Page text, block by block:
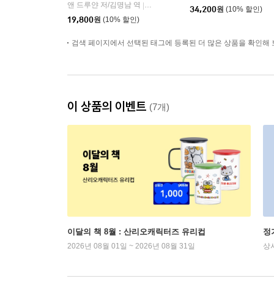
앤 드루얀 저/김명남 역
사이언스북스
19,800원 (10% 할인)
34,200원 (10% 할인)
검색 페이지에서 선택된 태그에 등록된 더 많은 상품을 확인해
이 상품의 이벤트 (7개)
이달의 책 8월 : 산리오캐릭터즈 유리컵
2026년 08월 01일 ~ 2026년 08월 31일
정
상